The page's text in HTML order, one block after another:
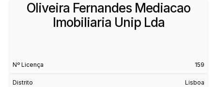
Oliveira Fernandes Mediacao
Imobiliaria Unip Lda
Nº Licença 159
Distrito Lisboa